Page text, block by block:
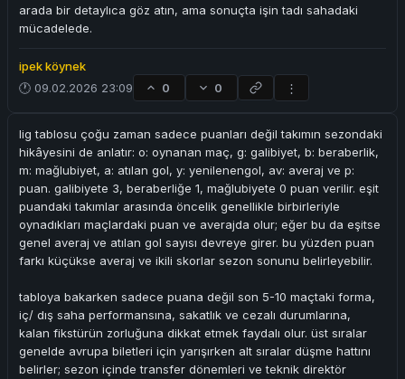
arada bir detaylıca göz atın, ama sonuçta işin tadı sahadaki
mücadelede.
ipek köynek
🕐 09.02.2026 23:09
0 0 ⋮
lig tablosu çoğu zaman sadece puanları değil takımın sezondaki
hikâyesini de anlatır: o: oynanan maç, g: galibiyet, b: beraberlik,
m: mağlubiyet, a: atılan gol, y: yenilenengol, av: averaj ve p:
puan. galibiyete 3, beraberliğe 1, mağlubiyete 0 puan verilir. eşit
puandaki takımlar arasında öncelik genellikle birbirleriyle
oynadıkları maçlardaki puan ve averajda olur; eğer bu da eşitse
genel averaj ve atılan gol sayısı devreye girer. bu yüzden puan
farkı küçükse averaj ve ikili skorlar sezon sonunu belirleyebilir.
tabloya bakarken sadece puana değil son 5-10 maçtaki forma,
iç/ dış saha performansına, sakatlık ve cezalı durumlarına,
kalan fikstürün zorluğuna dikkat etmek faydalı olur. üst sıralar
genelde avrupa biletleri için yarışırken alt sıralar düşme hattını
belirler; sezon içinde transfer dönemleri ve teknik direktör